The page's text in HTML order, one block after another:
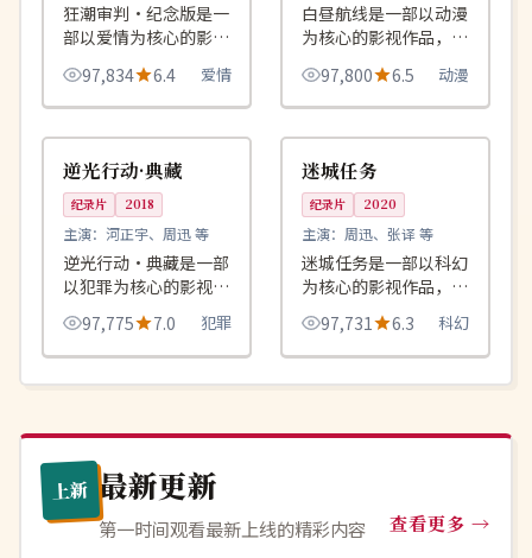
狂潮审判·纪念版是一
部以爱情为核心的影视
作品，围绕危机、反转
与人物成长展开，整体
节奏紧凑，值得推荐观
看。
97,834 6.4 爱情
白昼航线是一部以动漫
为核心的影视作品，围
绕危机、反转与人物成
长展开，整体节奏紧
凑，值得推荐观看。
97,800 6.5 动漫
中国
99:35
逆光行动·典藏
纪录片 2018
主演： 河正宇、周迅 等
逆光行动·典藏是一部
以犯罪为核心的影视作
品，围绕危机、反转与
人物成长展开，整体节
奏紧凑，值得推荐观
看。
97,775 7.0 犯罪
中国
99:39
迷城任务
纪录片 2020
主演： 周迅、张译 等
迷城任务是一部以科幻
为核心的影视作品，围
绕危机、反转与人物成
长展开，整体节奏紧
凑，值得推荐观看。
97,731 6.3 科幻
上新 最新更新
第一时间观看最新上线的精彩内容 查看更多